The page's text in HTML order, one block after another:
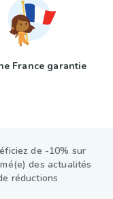
France garantie
de -10% sur
des actualités
réductions